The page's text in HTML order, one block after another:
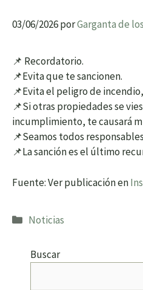
03/06/2026porGarganta de
📌 Recordatorio.
📌Evita que te sancionen.
📌Evita el peligro de
📌Si otras propiedades se
incumplimiento, te causará
📌Seamos todos
📌La sanción es el último
Fuente: Ver publicación en
Categorías
Noticias
Buscar